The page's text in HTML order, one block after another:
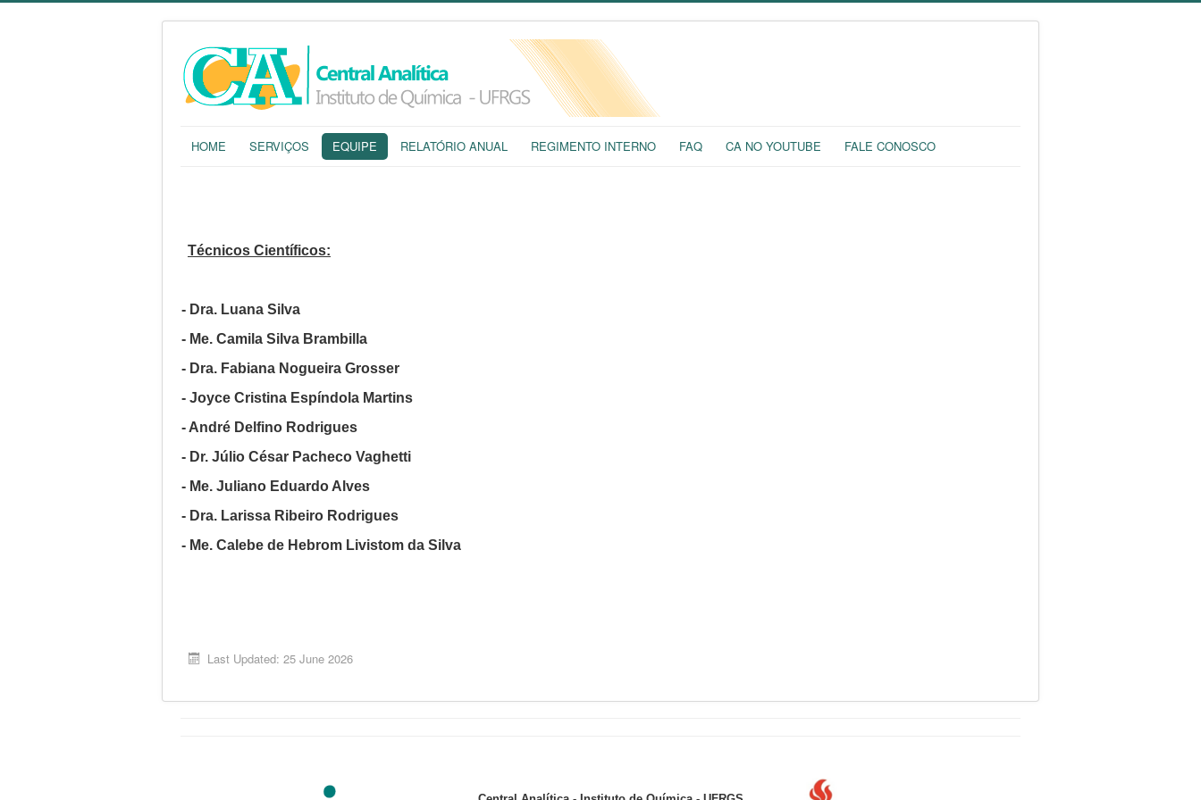
HOME SERVIÇOS EQUIPE RELATÓRIO ANUAL REGIMENTO INTERNO FAQ CA NO YOUTUBE FALE CONOSCO
Técnicos Científicos:
- Dra. Luana Silva
- Me. Camila Silva Brambilla
- Dra. Fabiana Nogueira Grosser
- Joyce Cristina Espíndola Martins
- André Delfino Rodrigues
- Dr. Júlio César Pacheco Vaghetti
- Me. Juliano Eduardo Alves
- Dra. Larissa Ribeiro Rodrigues
- Me. Calebe de Hebrom Livistom da Silva
Last Updated: 25 June 2026